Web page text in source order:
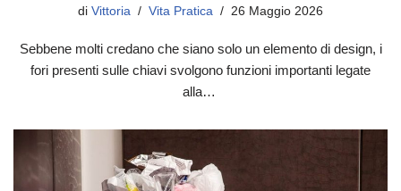
di Vittoria Vita Pratica 26 Maggio 2026
Sebbene molti credano che siano solo un elemento di design, i
fori presenti sulle chiavi svolgono funzioni importanti legate
alla…